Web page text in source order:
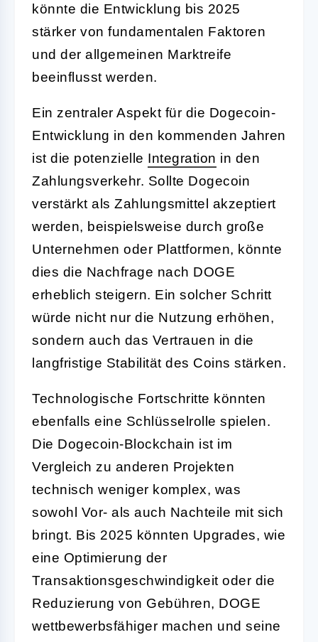
könnte die Entwicklung bis 2025
stärker von fundamentalen Faktoren
und der allgemeinen Marktreife
beeinflusst werden.
Ein zentraler Aspekt für die Dogecoin-
Entwicklung in den kommenden Jahren
ist die potenzielle Integration in den
Zahlungsverkehr. Sollte Dogecoin
verstärkt als Zahlungsmittel akzeptiert
werden, beispielsweise durch große
Unternehmen oder Plattformen, könnte
dies die Nachfrage nach DOGE
erheblich steigern. Ein solcher Schritt
würde nicht nur die Nutzung erhöhen,
sondern auch das Vertrauen in die
langfristige Stabilität des Coins stärken.
Technologische Fortschritte könnten
ebenfalls eine Schlüsselrolle spielen.
Die Dogecoin-Blockchain ist im
Vergleich zu anderen Projekten
technisch weniger komplex, was
sowohl Vor- als auch Nachteile mit sich
bringt. Bis 2025 könnten Upgrades, wie
eine Optimierung der
Transaktionsgeschwindigkeit oder die
Reduzierung von Gebühren, DOGE
wettbewerbsfähiger machen und seine